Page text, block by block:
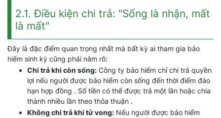
2.1. Điều kiện chi trả: "Sống là nhận, mất
là mất"
Đây là đặc điểm quan trọng nhất mà bất kỳ ai tham gia bảo
hiểm sinh kỳ cũng phải nắm rõ:
Chi trả khi còn sống: Công ty bảo hiểm chỉ chi trả quyền
lợi nếu người được bảo hiểm còn sống đến thời điểm đáo
hạn hợp đồng . Số tiền có thể được trả một lần hoặc chia
thành nhiều lần theo thỏa thuận .
Không chi trả khi tử vong: Nếu người được bảo hiểm